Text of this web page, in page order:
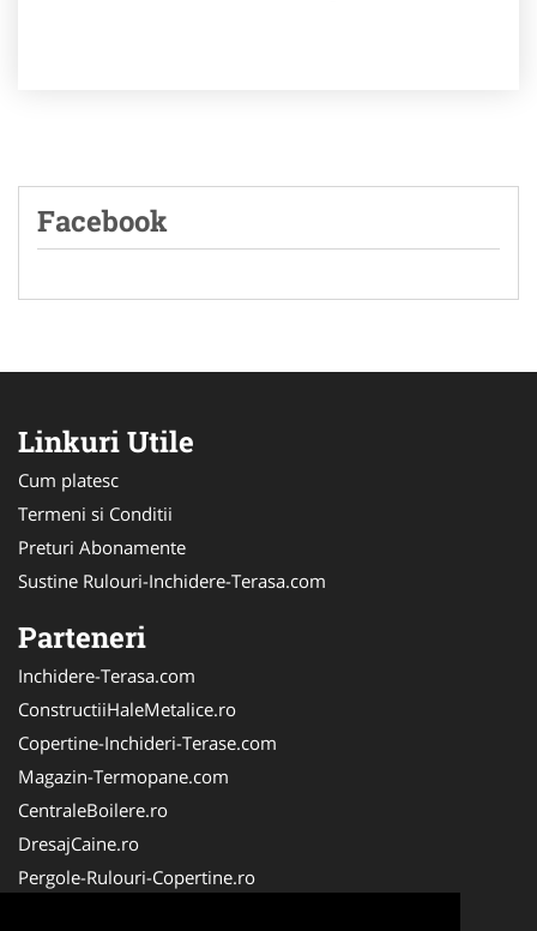
Facebook
Linkuri Utile
Cum platesc
Termeni si Conditii
Preturi Abonamente
Sustine Rulouri-Inchidere-Terasa.com
Parteneri
Inchidere-Terasa.com
ConstructiiHaleMetalice.ro
Copertine-Inchideri-Terase.com
Magazin-Termopane.com
CentraleBoilere.ro
DresajCaine.ro
Pergole-Rulouri-Copertine.ro